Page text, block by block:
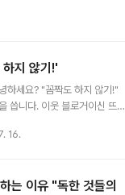
라로 무장해 양질의 컨텐츠를
고하세요. ※ 보는 방법은 매
가능합니다 만약 4일전-13:
일로부터 4일전부터 13:56분
"하루종일 계속됩니다"는 말그
도를 잇는 도로가 물에 잠길
지 않기!'
하세요? "꼼짝도 하지 않기!"
씁니다. 이웃 블로거이신 뜨인
경 옮김) 출판사 : 뜨인돌 어린
점'을 가져봤어요. 그 많은 컬
16.
는 이유 "독한 것들의